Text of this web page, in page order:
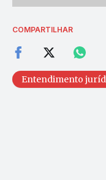
COMPARTILHAR
Entendimento